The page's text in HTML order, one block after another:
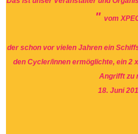
" vom
der schon vor vielen Jahren ein
den Cycler/innen ermöglichte, ein 2
Angrifft zu
18. Juni